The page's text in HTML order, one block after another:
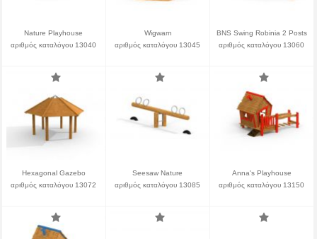
Nature Playhouse
αριθμός καταλόγου 13040
Wigwam
αριθμός καταλόγου 13045
BNS Swing Robinia 2 Posts
αριθμός καταλόγου 13060
Hexagonal Gazebo
αριθμός καταλόγου 13072
Seesaw Nature
αριθμός καταλόγου 13085
Anna's Playhouse
αριθμός καταλόγου 13150